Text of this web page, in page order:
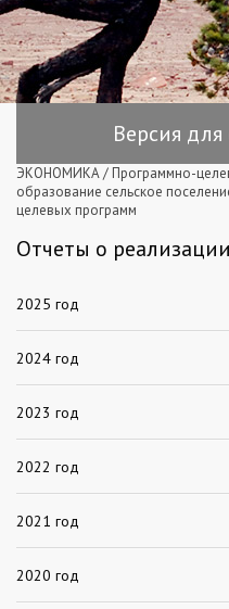
Версия
ЭКОНОМИКА/ Программно-
образование сельское
целевых программ
Отчеты о
2025 год
2024 год
2023 год
2022 год
2021 год
2020 год